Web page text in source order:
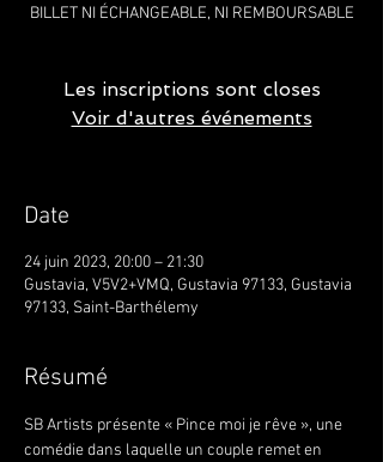
BILLET NI ÉCHANGEABLE, NI REMBOURSABLE
Les inscriptions sont closes
Voir d'autres événements
Date
24 juin 2023, 20:00 – 21:30
Gustavia, V5V2+VMQ, Gustavia 97133, Gustavia
97133, Saint-Barthélemy
Résumé
SB Artists présente « Pince moi je rêve », une
comédie dans laquelle un couple remet en